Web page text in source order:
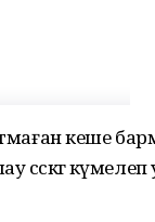
кеше
сәскәгә